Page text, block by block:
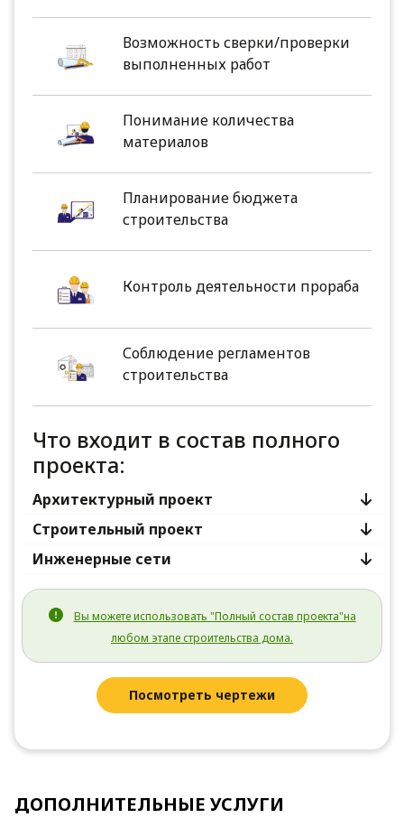
Возможность сверки/проверки
выполненных работ
Понимание количества
материалов
Планирование бюджета
строительства
Контроль деятельности прораба
Соблюдение регламентов
строительства
Что входит в состав полного
проекта:
Архитектурный проект
Строительный проект
Инженерные сети
Вы можете использовать "Полный состав проекта"на
любом этапе строительства дома.
Посмотреть чертежи
ДОПОЛНИТЕЛЬНЫЕ УСЛУГИ